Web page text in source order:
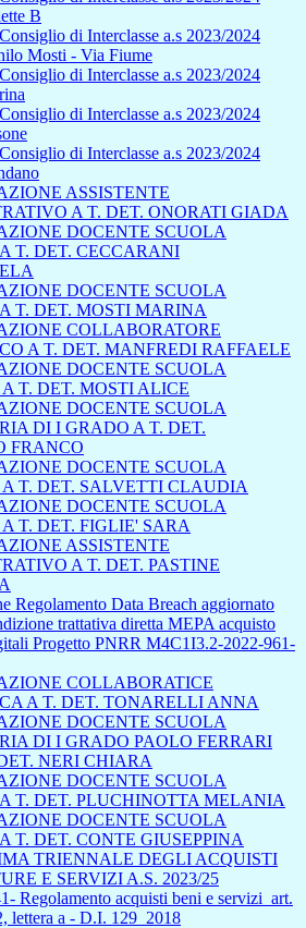
B
di Interclasse a.s 2023/2024
Mosti - Via Fiume
di Interclasse a.s 2023/2024
di Interclasse a.s 2023/2024
di Interclasse a.s 2023/2024
ASSISTENTE
A T. DET. ONORATI GIADA
DOCENTE SCUOLA
T. DET. CECCARANI
DOCENTE SCUOLA
T. DET. MOSTI MARINA
COLLABORATORE
A T. DET. MANFREDI RAFFAELE
DOCENTE SCUOLA
T. DET. MOSTI ALICE
DOCENTE SCUOLA
DI I GRADO A T. DET.
FRANCO
DOCENTE SCUOLA
T. DET. SALVETTI CLAUDIA
DOCENTE SCUOLA
T. DET. FIGLIE' SARA
ASSISTENTE
A T. DET. PASTINE
Regolamento Data Breach aggiornato
trattativa diretta MEPA acquisto
Progetto PNRR M4C1I3.2-2022-961-
COLLABORATICE
A T. DET. TONARELLI ANNA
DOCENTE SCUOLA
DI I GRADO PAOLO FERRARI
NERI CHIARA
DOCENTE SCUOLA
T. DET. PLUCHINOTTA MELANIA
DOCENTE SCUOLA
T. DET. CONTE GIUSEPPINA
TRIENNALE DEGLI ACQUISTI
E SERVIZI A.S. 2023/25
Regolamento acquisti beni e servizi_art.
lettera a - D.I. 129_2018